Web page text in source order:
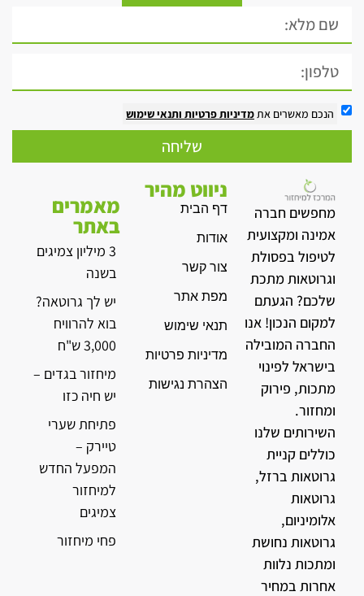
הנכם מאשרים אתמדיניות פרטיות ותנאי שימוש
שליחה
מחפשים חברה
אמינה ומקצועית
לטיפול בפסולת
וגרוטאות מתכת
שלכם? הגעתם
למקום הנכון! אנו
החברה המובילה
בישראל לפינוי
מתכות, פירוק
ומחזור.
השירותים שלנו
כוללים קניית
גרוטאות ברזל,
גרוטאות
אלומיניום,
גרוטאות נחושת
ומתכות נלוות
אחרות במחיר
ניווט מהיר
דף הבית
אודות
צור קשר
מפת אתר
תנאי שימוש
מדיניות פרטיות
הצהרת נגישות
מאמרים
באתר
3 מיליון צמיגים
בשנה
יש לך גרוטאה?
בוא להרוויח
3,000 ש"ח
מיחזור בגדים –
יש חיה כזו
פתיחת שערי
טיירק –
המפעל החדש
למיחזור
צמיגים
פחי מיחזור